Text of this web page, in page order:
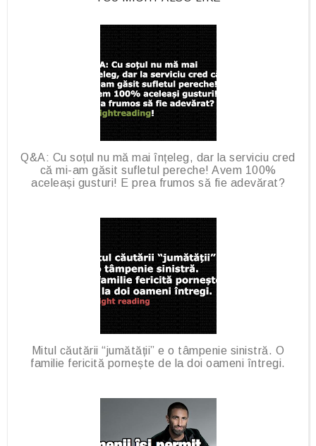
k
l
s
Q&A: Cu soțul nu mă mai înțeleg, dar la serviciu cred
că mi-am găsit sufletul pereche! Avem 100%
aceleași gusturi! E prea frumos să fie adevărat?
Mitul căutării “jumătății” e o tâmpenie sinistră. O
familie fericită pornește de la doi oameni întregi.